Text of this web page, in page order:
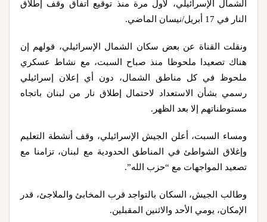
الشمال الإسرائيلي، لأول مرة منذ توقيع اتفاق وقف إطلاق
النار في 17 أبريل/نيسان الماضي.
ونقلت القناة عن بعض سكان الشمال الإسرائيلي، قولهم إن
هناك تصعيدا ملحوظا منذ صباح السبت، مع نشاط عسكري
ملحوظ في كل مناطق الشمال، دون أي إعلان إسرائيلي
رسمي بشأن الاستعداد لاحتمال إطلاق نار من لبنان باتجاه
مستوطناتهم إلا بعد الظهر.
ومساء السبت، أعلن الجيش الإسرائيلي، وقف أنشطة التعليم
وإغلاق الشواطئ في المناطق الحدودية مع لبنان، تزامنا مع
تصعيد المواجهات مع “حزب الله”.
وطالب الجيش، السكان بالتواجد قرب المخابئ والملاجئ، قدر
الإمكان، يومي الأحد والاثنين المقبلين.